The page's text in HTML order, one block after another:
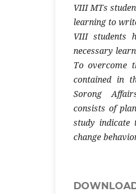
VIII MTs
learning to
VIII students
necessary
To overcome
contained in
Sorong
consists of
study indicate
change